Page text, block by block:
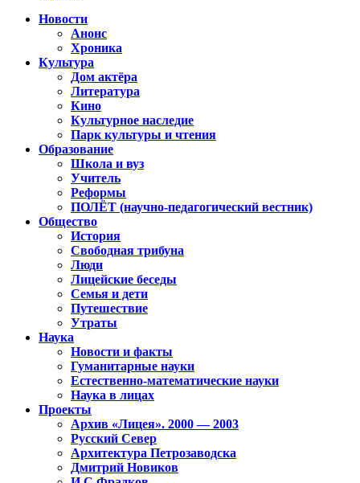
Новости
Анонс
Хроника
Культура
Дом актёра
Литература
Кино
Культурное наследие
Парк культуры и чтения
Образование
Школа и вуз
Учитель
Реформы
ПОЛЁТ (научно-педагогический вестник)
Общество
История
Свободная трибуна
Люди
Лицейские беседы
Семья и дети
Путешествие
Утраты
Наука
Новости и факты
Гуманитарные науки
Естественно-математические науки
Наука в лицах
Проекты
Архив «Лицея». 2000 — 2003
Русский Север
Архитектура Петрозаводска
Дмитрий Новиков